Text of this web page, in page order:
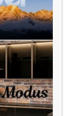
серии MF с
31.
для